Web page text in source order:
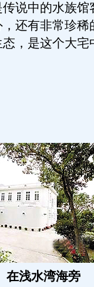
说中的水族馆
还有非常珍稀
，是这个大宅
在浅水湾海旁